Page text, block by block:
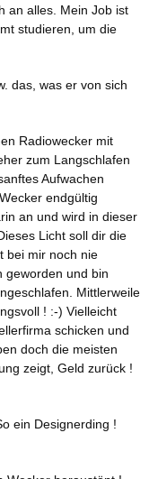
an alles. Mein Job ist
studieren, um die
das, was er von sich
Radiowecker mit
zum Langschlafen
Aufwachen
endgültig
an und wird in dieser
Licht soll dir die
bei mir noch nie
geworden und bin
Mittlerweile
! :-) Vielleicht
schicken und
doch die meisten
zeigt, Geld zurück !
ein Designerding !